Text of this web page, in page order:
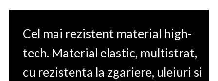
Cel mai rezistent material high-
tech. Material elastic, multistrat,
cu rezistenta la zgariere, uleiuri si